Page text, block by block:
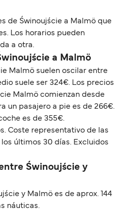
de Świnoujście a Malmö que
Los horarios pueden
a otra.
a Malmö
Malmö suelen oscilar entre
suele ser 324€. Los precios
Malmö comienzan desde
un pasajero a pie es de 266€.
es de 355€.
Coste representativo de las
últimos 30 días. Excluidos
Świnoujście y
y Malmö es de aprox. 144
náuticas.